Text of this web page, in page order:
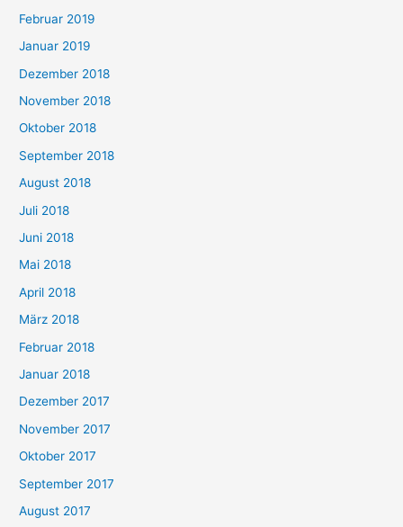
Februar 2019
Januar 2019
Dezember 2018
November 2018
Oktober 2018
September 2018
August 2018
Juli 2018
Juni 2018
Mai 2018
April 2018
März 2018
Februar 2018
Januar 2018
Dezember 2017
November 2017
Oktober 2017
September 2017
August 2017